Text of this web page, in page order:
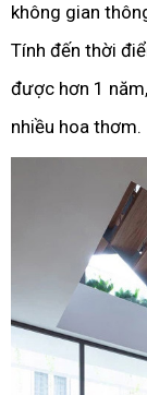
không gian
Tính đến thời
được hơn 1
nhiều hoa thơm.